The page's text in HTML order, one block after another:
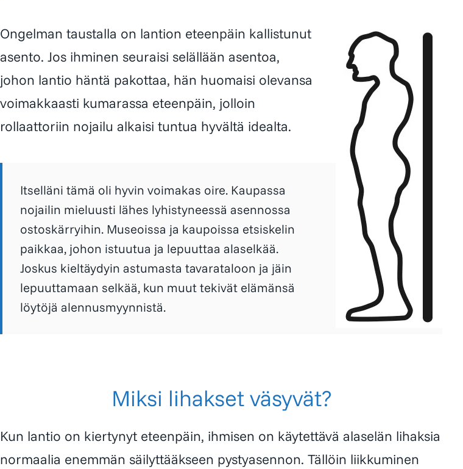
Ongelman taustalla on lantion eteenpäin kallistunut
asento. Jos ihminen seuraisi selällään asentoa,
johon lantio häntä pakottaa, hän huomaisi olevansa
voimakkaasti kumarassa eteenpäin, jolloin
rollaattoriin nojailu alkaisi tuntua hyvältä idealta.
Itselläni tämä oli hyvin voimakas oire. Kaupassa
nojailin mieluusti lähes lyhistyneessä asennossa
ostoskärryihin. Museoissa ja kaupoissa etsiskelin
paikkaa, johon istuutua ja lepuuttaa alaselkää.
Joskus kieltäydyin astumasta tavarataloon ja jäin
lepuuttamaan selkää, kun muut tekivät elämänsä
löytöjä alennusmyynnistä.
Miksi lihakset väsyvät?
Kun lantio on kiertynyt eteenpäin, ihmisen on käytettävä alaselän lihaksia
normaalia enemmän säilyttääkseen pystyasennon. Tällöin liikkuminen